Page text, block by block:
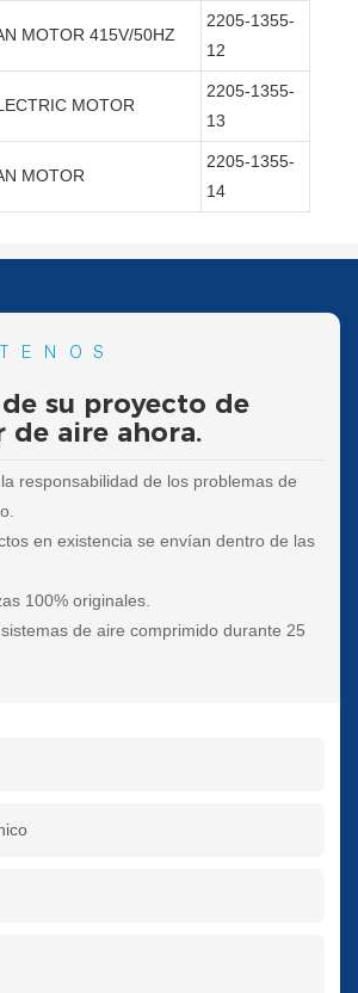
MOTOR 415V/50HZ
2205-1355-
12
MOTOR
2205-1355-
13
MOTOR
2205-1355-
14
su proyecto de
de aire ahora.
responsabilidad de los problemas de
en existencia se envían dentro de las
100% originales.
de aire comprimido durante 25